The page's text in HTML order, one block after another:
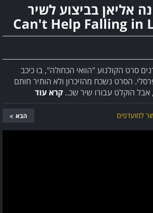
אליאן בביצוע לשיר
לאקרנים סרט הקולנוע "הוואי הכחולה", בו כיכב
הסרט נשכח מהזיכרון ולא הותיר חותם
אבל הוקלט עבורו שיר שכ.. קרא עוד
למועדפים הבא